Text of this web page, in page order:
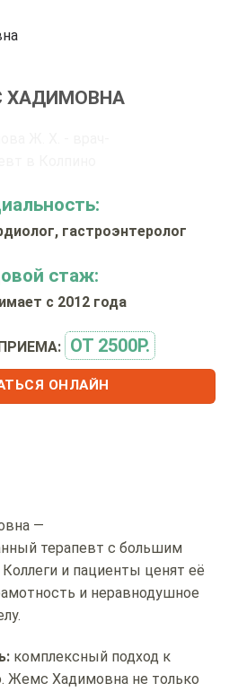
ХАДИМОВНА
гастроэнтеролог
стаж:
с 2012 года
ОТ 2500Р.
ОНЛАЙН
—
терапевт с большим
и пациенты ценят её
и неравнодушное
комплексный подход к
Жемс Хадимовна не только